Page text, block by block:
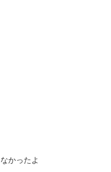
かったよ